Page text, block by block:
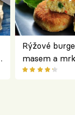
Rýžové
masem a
salátem –